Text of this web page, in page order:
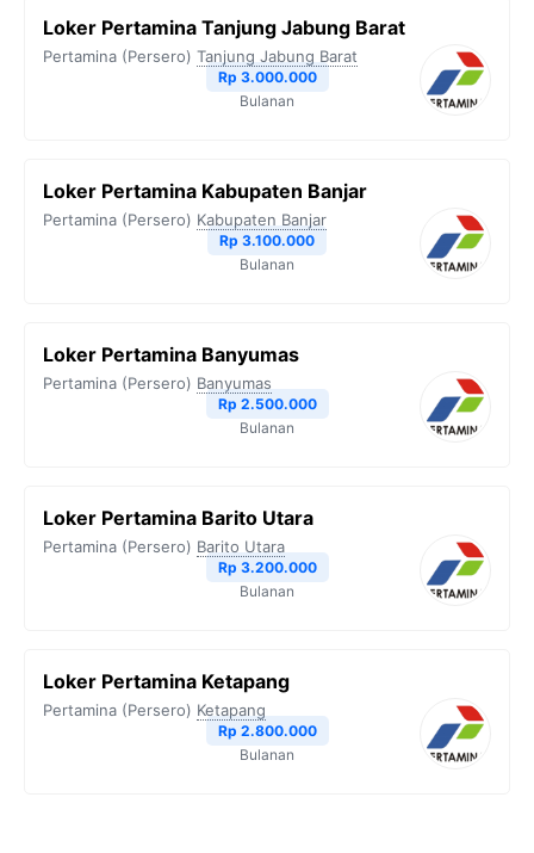
Loker Pertamina Tanjung Jabung Barat
Pertamina (Persero) Tanjung Jabung Barat
Rp 3.000.000
Bulanan
Loker Pertamina Kabupaten Banjar
Pertamina (Persero) Kabupaten Banjar
Rp 3.100.000
Bulanan
Loker Pertamina Banyumas
Pertamina (Persero) Banyumas
Rp 2.500.000
Bulanan
Loker Pertamina Barito Utara
Pertamina (Persero) Barito Utara
Rp 3.200.000
Bulanan
Loker Pertamina Ketapang
Pertamina (Persero) Ketapang
Rp 2.800.000
Bulanan